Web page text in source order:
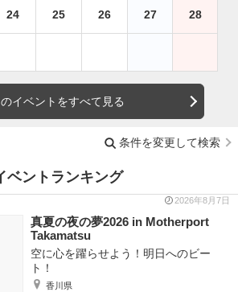
24 25 26 27 28
イベントをすべて見る
条件を変更して検索
ベントランキング
2026年8月7日
真夏の夜の夢2026 in Motherport
Takamatsu
空に心を躍らせよう！明日へのビー
ト！
香川県